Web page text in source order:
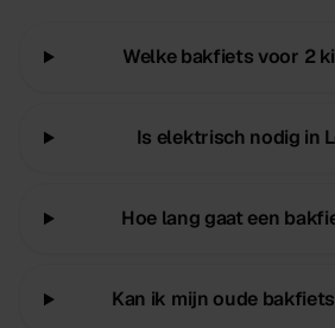
Welke bakfiets voor 2
Is elektrisch nodig in
Hoe lang gaat een
Kan ik mijn oude